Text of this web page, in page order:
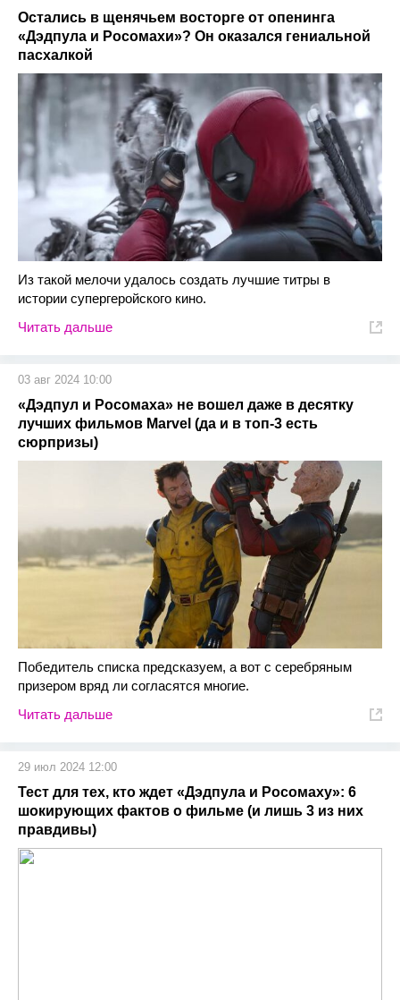
Остались в щенячьем восторге от опенинга
«Дэдпула и Росомахи»? Он оказался гениальной
пасхалкой
Из такой мелочи удалось создать лучшие титры в
истории супергеройского кино.
Читать дальше
03 авг 2024 10:00
«Дэдпул и Росомаха» не вошел даже в десятку
лучших фильмов Marvel (да и в топ-3 есть
сюрпризы)
Победитель списка предсказуем, а вот с серебряным
призером вряд ли согласятся многие.
Читать дальше
29 июл 2024 12:00
Тест для тех, кто ждет «Дэдпула и Росомаху»: 6
шокирующих фактов о фильме (и лишь 3 из них
правдивы)